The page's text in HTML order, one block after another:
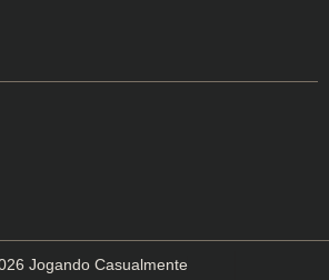
Jogando Casualmente